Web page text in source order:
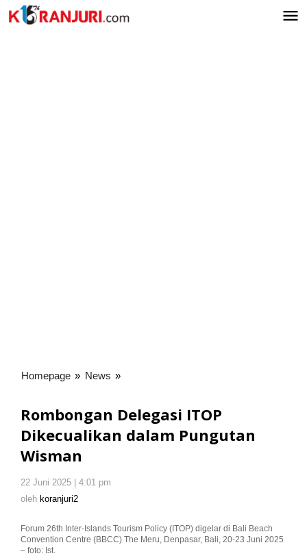
Lewati
ke
Homepage » News »
Dikecualikan
dalam
Rombongan Delegasi ITOP
Dikecualikan dalam Pungutan
Wisman
22 Juni 2025 | 4:01 pm
oleh koranjuri2
Forum 26th Inter-Islands Tourism Policy (ITOP) digelar di Bali Beach
Convention Centre (BBCC) The Meru, Denpasar, Bali, 20-23 Juni 2025
– foto: Ist.